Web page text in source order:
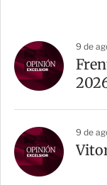
9 de
9 de